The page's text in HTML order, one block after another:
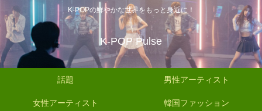
K-POPの鮮やかな世界をもっと身近に！
K-POP Pulse
話題 男性アーティスト
女性アーティスト 韓国ファッション